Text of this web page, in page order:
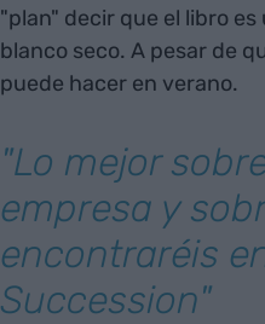
"plan" decir que el libro
blanco seco. A pesar de
puede hacer en verano.
"Lo mejor
empresa y
encontraréis
Succession"